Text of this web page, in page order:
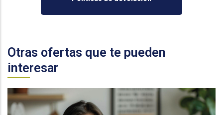
Otras ofertas que te pueden
interesar